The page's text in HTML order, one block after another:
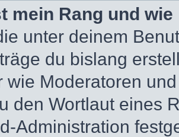
mein Rang und
unter deinem
du bislang
wie Moderatoren
den Wortlaut eines
Administration